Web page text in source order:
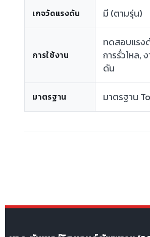
เกจวัดแรงดัน มี (ตามรุ่น)
การใช้งาน
ทดสอบแรง
การรั่วไหล,
ดัน
มาตรฐาน มาตรฐาน